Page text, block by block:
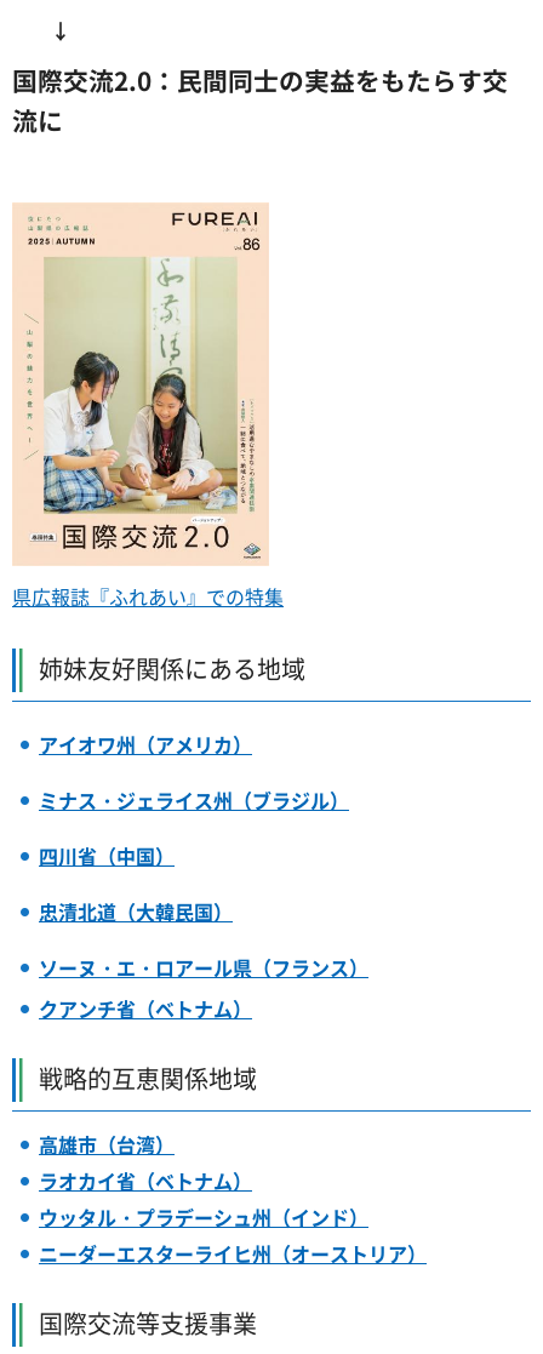
↓
国際交流2.0：民間同士の実益をもたらす交
流に
県広報誌『ふれあい』での特集
姉妹友好関係にある地域
アイオワ州（アメリカ）
ミナス・ジェライス州（ブラジル）
四川省（中国）
忠清北道（大韓民国）
ソーヌ・エ・ロアール県（フランス）
クアンチ省（ベトナム）
戦略的互恵関係地域
高雄市（台湾）
ラオカイ省（ベトナム）
ウッタル・プラデーシュ州（インド）
ニーダーエスターライヒ州（オーストリア）
国際交流等支援事業